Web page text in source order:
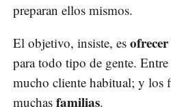
preparan ellos mismos.
El objetivo, insiste, es
para todo tipo de gente. Entre
mucho cliente habitual; y los
muchas familias.